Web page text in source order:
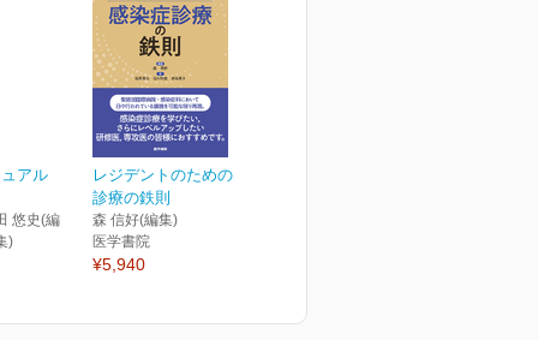
ュアル
悠史(編
)
レジデントのための感染症
診療の鉄則
森 信好(編集)
医学書院
¥5,940